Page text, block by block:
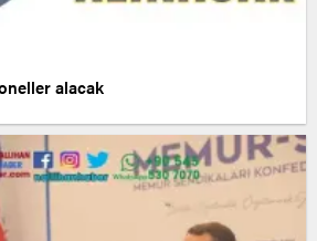
alacak